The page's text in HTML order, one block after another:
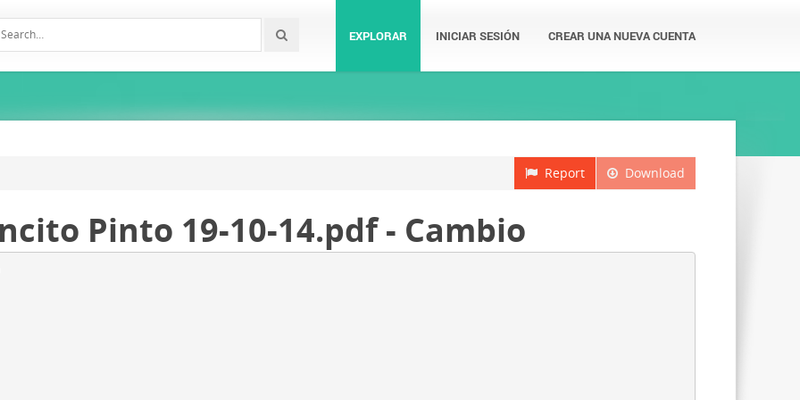
EXPLORAR INICIAR SESIÓN CREAR UNA NUEVA CUENTA
Download
Report
Pinto 19-10-14.pdf - Cambio